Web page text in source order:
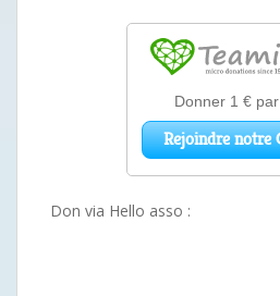
Don via Hello asso :